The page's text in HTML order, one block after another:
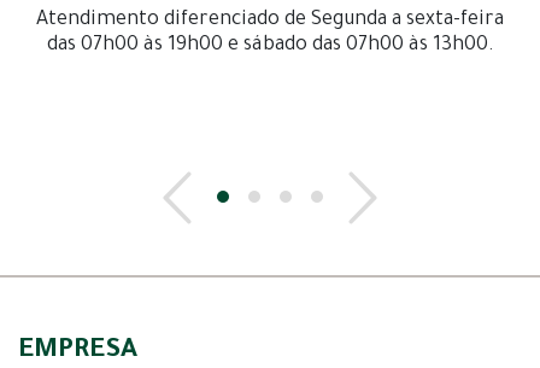
Atendimento diferenciado de Segunda a sexta-feira
das 07h00 às 19h00 e sábado das 07h00 às 13h00.
EMPRESA